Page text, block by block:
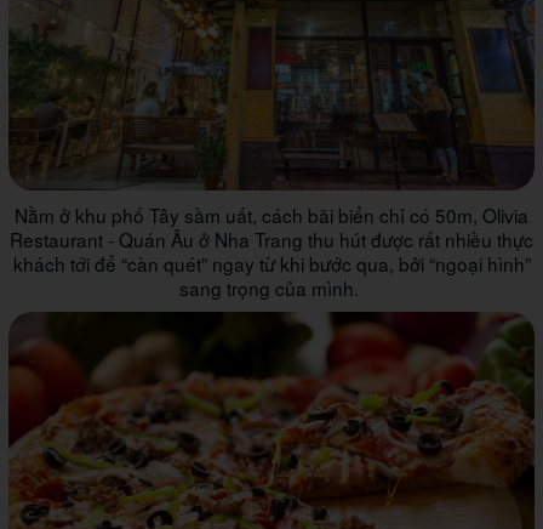
Nằm ở khu phố Tây sầm uất, cách bãi biển chỉ có 50m, Olivia
Restaurant - Quán Âu ở Nha Trang thu hút được rất nhiều thực
khách tới để “càn quét” ngay từ khi bước qua, bởi “ngoại hình”
sang trọng của mình.